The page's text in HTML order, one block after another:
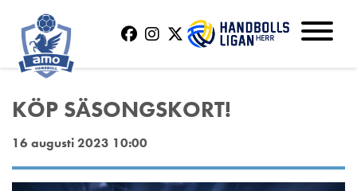
KÖP SÄSONGSKORT!
16 augusti 2023 10:00